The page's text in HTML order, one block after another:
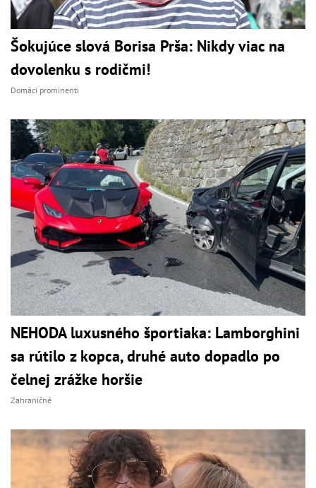
Šokujúce slová Borisa Prša: Nikdy viac na
dovolenku s rodičmi!
Domáci prominenti
NEHODA luxusného športiaka: Lamborghini
sa rútilo z kopca, druhé auto dopadlo po
čelnej zrážke horšie
Zahraničné